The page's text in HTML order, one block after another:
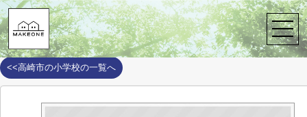
株式会社メイクワン > 周辺施設案内 > 高崎市 > 高崎市の小学校 >
上室田小学校
<<高崎市の小学校の一覧へ